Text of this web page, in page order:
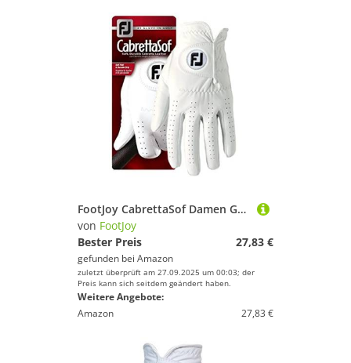
FootJoy CabrettaSof Damen Golfhandschuh
von FootJoy
Bester Preis
27,83 €
gefunden bei Amazon
zuletzt überprüft am 27.09.2025 um 00:03; der
Preis kann sich seitdem geändert haben.
Weitere Angebote:
Amazon
27,83 €